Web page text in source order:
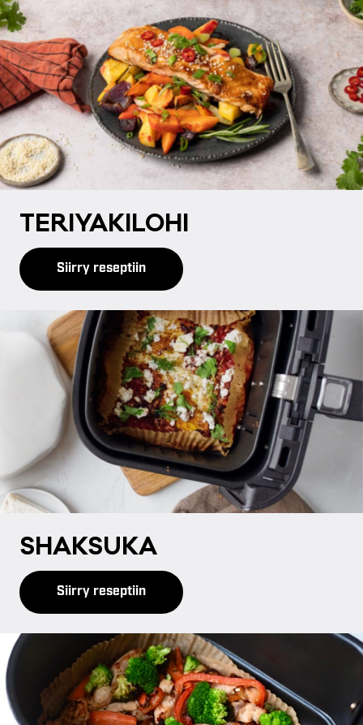
TE­RI­YA­KI­LO­HI
Siirry reseptiin
SHAK­SU­KA
Siirry reseptiin